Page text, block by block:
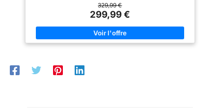
goûter, Magnifica S transforme
chaque gorgée en un moment
des recettes avec la molette. Volume et intensité
personnalisables MOUSSEUR À LAIT MANUEL : obtenez une
mousse de lait délicate grâce au mousseur à lait facile à
nettoyer, pour de délicieux cappuccinos et lattes NETTOYAGE
100 % AUTOMATIQUE : une machine toujours propre avec un
nettoyage automatisé en profondeur 3 fois par an, sans
centres de réparation dans le monde pour qu’il dure dans le
329,99 €
299,99 €